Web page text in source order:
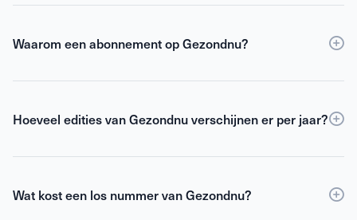
Waarom een abonnement op Gezondnu?
Eenabonnementop Gezondnu is de slimste keuze
opzichte van losse verkoop én toegang tot de digitale
geïnformeerd en geïnspireerd om het beste uit jezelf
Hoeveel edities van Gezondnu verschijnen er per jaar?
Gezondnu verschijnt 6 keer per jaar.
Wat kost een los nummer van Gezondnu?